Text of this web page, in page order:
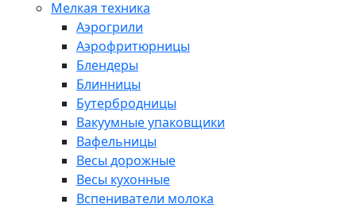
Мелкая техника
Аэрогрили
Аэрофритюрницы
Блендеры
Блинницы
Бутербродницы
Вакуумные упаковщики
Вафельницы
Весы дорожные
Весы кухонные
Вспениватели молока